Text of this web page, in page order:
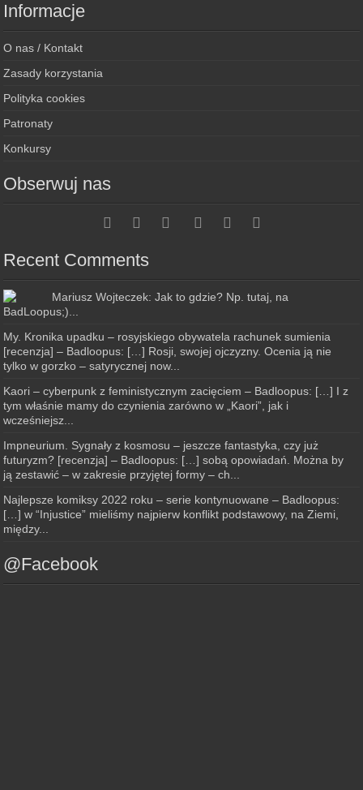
Informacje
O nas / Kontakt
Zasady korzystania
Polityka cookies
Patronaty
Konkursy
Obserwuj nas
Recent Comments
Mariusz Wojteczek: Jak to gdzie? Np. tutaj, na
BadLoopus;)...
My. Kronika upadku – rosyjskiego obywatela rachunek sumienia
[recenzja] – Badloopus: […] Rosji, swojej ojczyzny. Ocenia ją nie
tylko w gorzko – satyrycznej now...
Kaori – cyberpunk z feministycznym zacięciem – Badloopus: […] I z
tym właśnie mamy do czynienia zarówno w „Kaori”, jak i
wcześniejsz...
Impneurium. Sygnały z kosmosu – jeszcze fantastyka, czy już
futuryzm? [recenzja] – Badloopus: […] sobą opowiadań. Można by
ją zestawić – w zakresie przyjętej formy – ch...
Najlepsze komiksy 2022 roku – serie kontynuowane – Badloopus:
[…] w “Injustice” mieliśmy najpierw konflikt podstawowy, na Ziemi,
między...
@Facebook